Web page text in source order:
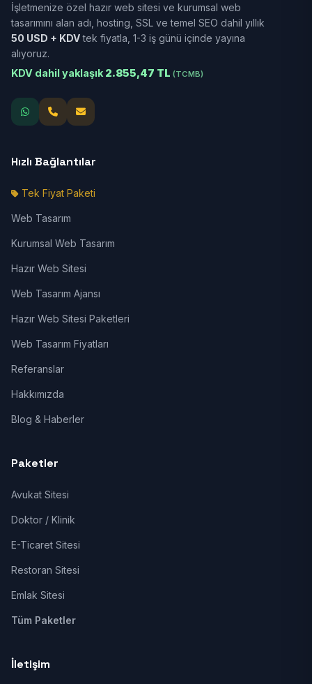
İşletmenize özel hazır web sitesi ve kurumsal web
tasarımını alan adı, hosting, SSL ve temel SEO dahil yıllık
50 USD + KDVtek fiyatla, 1-3 iş günü içinde yayına
alıyoruz.
KDV dahil yaklaşık 2.855,47 TL (TCMB)
Hızlı Bağlantılar
Tek Fiyat Paketi
Web Tasarım
Kurumsal Web Tasarım
Hazır Web Sitesi
Web Tasarım Ajansı
Hazır Web Sitesi Paketleri
Web Tasarım Fiyatları
Referanslar
Hakkımızda
Blog & Haberler
Paketler
Avukat Sitesi
Doktor / Klinik
E-Ticaret Sitesi
Restoran Sitesi
Emlak Sitesi
Tüm Paketler
İletişim